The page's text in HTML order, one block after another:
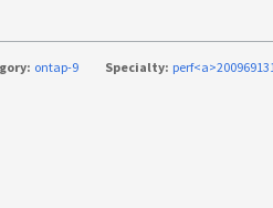
ontap-9 Specialty: